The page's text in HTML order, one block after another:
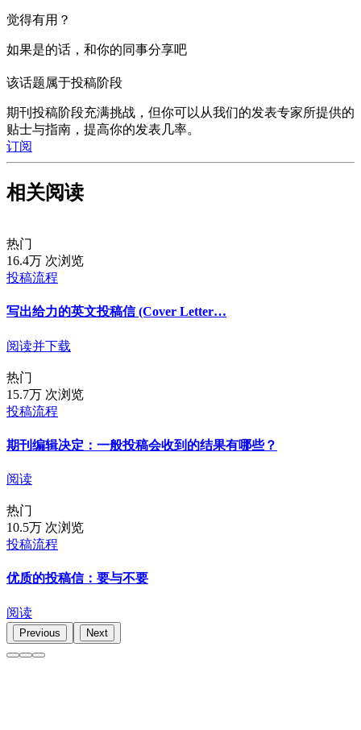
争议时
是名出色的写手，有能力把其他作者对研究的贡献聚合
细节控，不放过任何疏漏
对其他作者的所属机构、邮箱地址等信息的更新情况反
懂一点沟通技巧，在和期刊对话时展现出高情商
够稳定，能存放并保护所有研究相关文件至少六年
作为通讯作者，需要谨记你代表的是研究背后的所有作者。这
是尊重每位作者的观点，并让他们参与到每项决策中来。最成
刊、共同作者对话时做到完全透明。
希望这篇文章能让你对通讯作者的职责有个基本的概念。如果
科研作者开设的科研答疑论坛进行提问。
附加说明：
凭借个人的技术背景和专业知识可能无法解决所有问题。因
此，在某些情况下，一篇论文会有多个通讯作者。不过，
是很多期刊鼓励这种做法
人还要为研究与稿件的伦理道德作保。这种情况下，通讯作者
利、透明。
意得辑专家视点相关阅读：
觉得有用？
如果是的话，和你的同事分享吧
该话题属于投稿阶段
期刊投稿阶段充满挑战，但你可以从我们的发表专家所提供的
贴士与指南，提高你的发表几率。
订阅
相关阅读
热门
16.4万 次浏览
投稿流程
写出给力的英文投稿信 (Cover Letter…
阅读并下载
热门
15.7万 次浏览
投稿流程
期刊编辑决定：一般投稿会收到的结果有哪些？
阅读
热门
10.5万 次浏览
投稿流程
优质的投稿信：要与不要
阅读
Previous Next